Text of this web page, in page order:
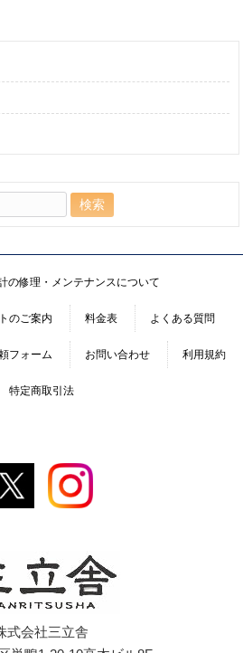
の修理・メンテナンスについて
のご案内 料金表 よくある質問
フォーム お問い合わせ 利用規約
特定商取引法
式会社三立舎